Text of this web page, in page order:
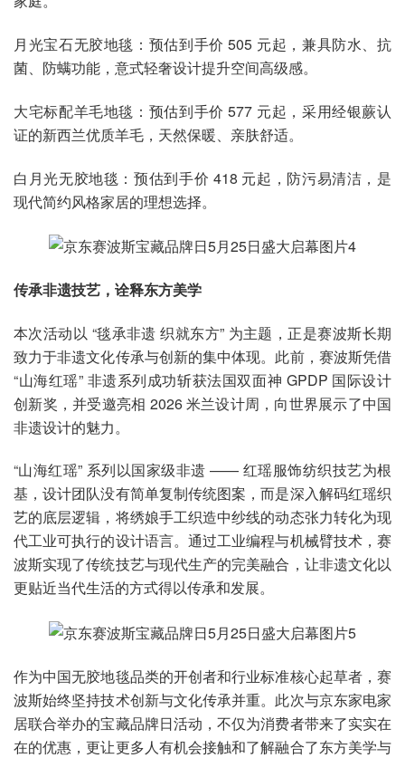
月光宝石无胶地毯：预估到手价 505 元起，兼具防水、抗
菌、防螨功能，意式轻奢设计提升空间高级感。
大宅标配羊毛地毯：预估到手价 577 元起，采用经银蕨认
证的新西兰优质羊毛，天然保暖、亲肤舒适。
白月光无胶地毯：预估到手价 418 元起，防污易清洁，是
现代简约风格家居的理想选择。
传承非遗技艺，诠释东方美学
本次活动以 “毯承非遗 织就东方” 为主题，正是赛波斯长期
致力于非遗文化传承与创新的集中体现。此前，赛波斯凭借
“山海红瑶” 非遗系列成功斩获法国双面神 GPDP 国际设计
创新奖，并受邀亮相 2026 米兰设计周，向世界展示了中国
非遗设计的魅力。
“山海红瑶” 系列以国家级非遗 —— 红瑶服饰纺织技艺为根
基，设计团队没有简单复制传统图案，而是深入解码红瑶织
艺的底层逻辑，将绣娘手工织造中纱线的动态张力转化为现
代工业可执行的设计语言。通过工业编程与机械臂技术，赛
波斯实现了传统技艺与现代生产的完美融合，让非遗文化以
更贴近当代生活的方式得以传承和发展。
作为中国无胶地毯品类的开创者和行业标准核心起草者，赛
波斯始终坚持技术创新与文化传承并重。此次与京东家电家
居联合举办的宝藏品牌日活动，不仅为消费者带来了实实在
在的优惠，更让更多人有机会接触和了解融合了东方美学与